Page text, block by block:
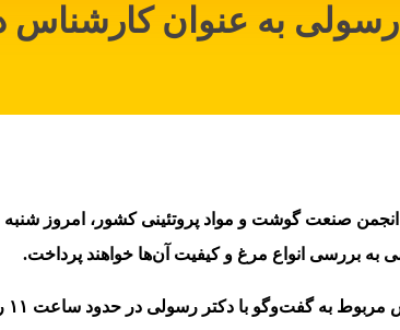
به عنوان
صنعت گوشت و مواد پروتئینی کشور، امروز شنبه ۲۰ آبان ۱۴۰۴
به بررسی انواع مرغ و کیفیت آن‌ها خواهند پرداخت.